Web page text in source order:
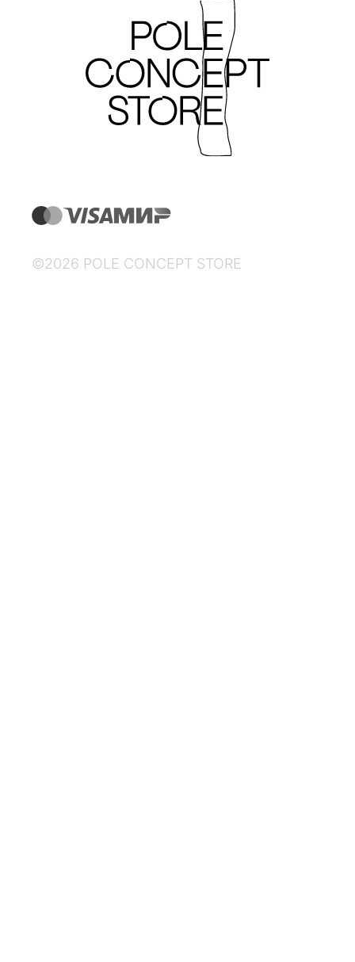
©2026 POLE CONCEPT STORE